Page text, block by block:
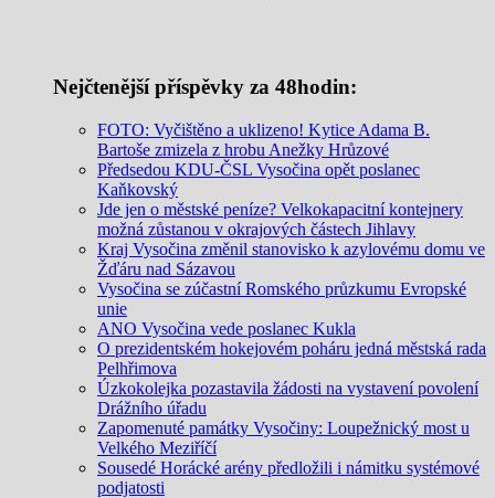
Nejčtenější příspěvky za 48hodin:
FOTO: Vyčištěno a uklizeno! Kytice Adama B.
Bartoše zmizela z hrobu Anežky Hrůzové
Předsedou KDU-ČSL Vysočina opět poslanec
Kaňkovský
Jde jen o městské peníze? Velkokapacitní kontejnery
možná zůstanou v okrajových částech Jihlavy
Kraj Vysočina změnil stanovisko k azylovému domu ve
Žďáru nad Sázavou
Vysočina se zúčastní Romského průzkumu Evropské
unie
ANO Vysočina vede poslanec Kukla
O prezidentském hokejovém poháru jedná městská rada
Pelhřimova
Úzkokolejka pozastavila žádosti na vystavení povolení
Drážního úřadu
Zapomenuté památky Vysočiny: Loupežnický most u
Velkého Meziříčí
Sousedé Horácké arény předložili i námitku systémové
podjatosti